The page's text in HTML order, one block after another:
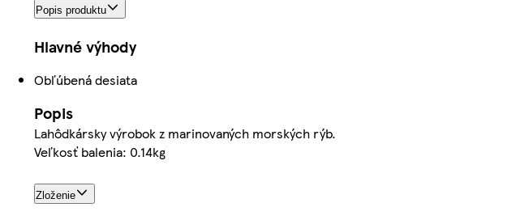
Popis produktu
Hlavné výhody
Obľúbená desiata
Popis
Lahôdkársky výrobok z marinovaných morských rýb.
Veľkosť balenia: 0.14kg
Zloženie